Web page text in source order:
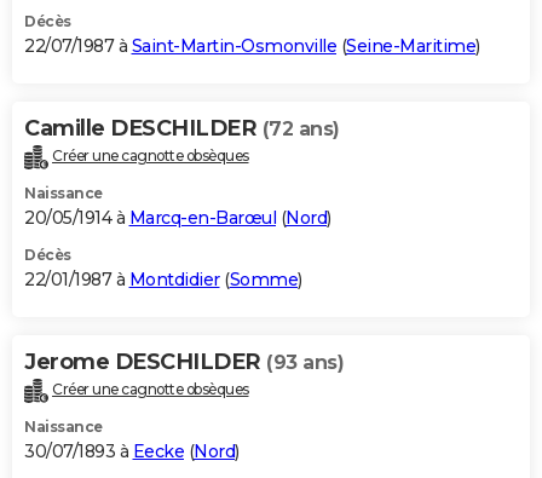
Décès
22/07/1987 à Saint-Martin-Osmonville (Seine-Maritime)
Camille DESCHILDER (72 ans)
Créer une cagnotte obsèques
Naissance
20/05/1914 à Marcq-en-Barœul (Nord)
Décès
22/01/1987 à Montdidier(Somme)
Jerome DESCHILDER (93 ans)
Créer une cagnotte obsèques
Naissance
30/07/1893 à Eecke (Nord)